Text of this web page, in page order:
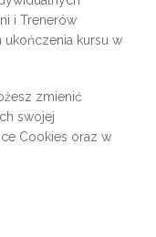
i Trenerów
kursu w
zmienić
swojej
Cookies oraz w